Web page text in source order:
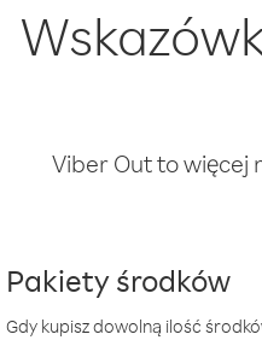
Viber Out to więcej
Pakiety środków
Gdy kupisz dowolną ilość